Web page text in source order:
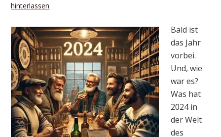
hinterlassen
Bald ist
das Jahr
vorbei.
Und, wie
war es?
Was hat
2024 in
der Welt
des